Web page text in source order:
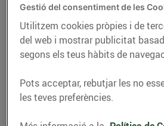
Gestió del consentiment de les
Utilitzem cookies pròpies i de
del web i mostrar publicitat
segons els teus hàbits de
Pots acceptar, rebutjar les no
les teves preferències.